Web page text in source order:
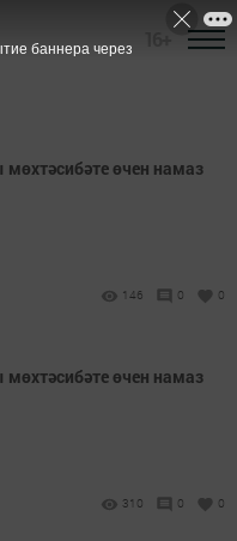
өчен намаз
146 0 0
өчен намаз
310 0 0
баннера через